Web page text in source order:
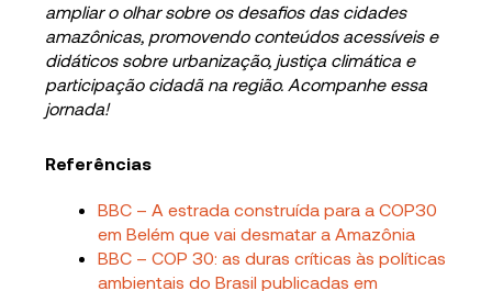
ampliar o olhar sobre os desafios das cidades
amazônicas, promovendo conteúdos acessíveis e
didáticos sobre urbanização, justiça climática e
participação cidadã na região. Acompanhe essa
jornada!
Referências
BBC – A estrada construída para a COP30
em Belém que vai desmatar a Amazônia
BBC – COP 30: as duras críticas às políticas
ambientais do Brasil publicadas em